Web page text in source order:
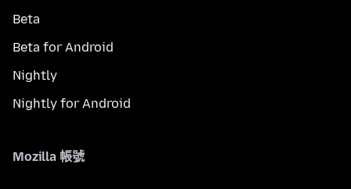
Beta
Beta for Android
Nightly
Nightly for Android
Mozilla 帳號